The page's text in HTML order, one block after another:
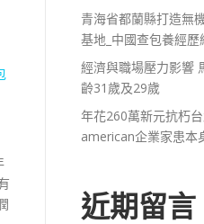
青海省都蘭縣打造無
基地_中國查包養經歷
經濟與職場壓力影響
齡31歲及29歲
年花260萬新元抗朽
american企業家患本
近期留言